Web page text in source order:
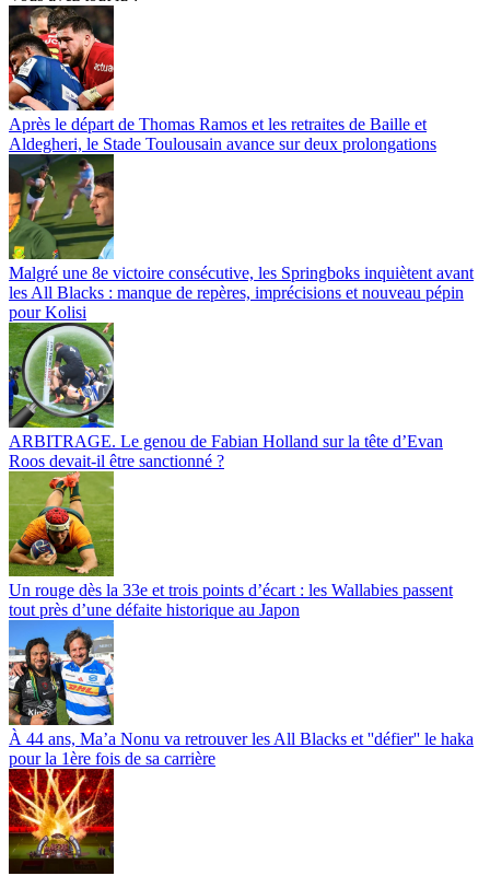
Après le départ de Thomas Ramos et les retraites de Baille et
Aldegheri, le Stade Toulousain avance sur deux prolongations
Malgré une 8e victoire consécutive, les Springboks inquiètent avant
les All Blacks : manque de repères, imprécisions et nouveau pépin
pour Kolisi
ARBITRAGE. Le genou de Fabian Holland sur la tête d’Evan
Roos devait-il être sanctionné ?
Un rouge dès la 33e et trois points d’écart : les Wallabies passent
tout près d’une défaite historique au Japon
À 44 ans, Ma’a Nonu va retrouver les All Blacks et ''défier'' le haka
pour la 1ère fois de sa carrière